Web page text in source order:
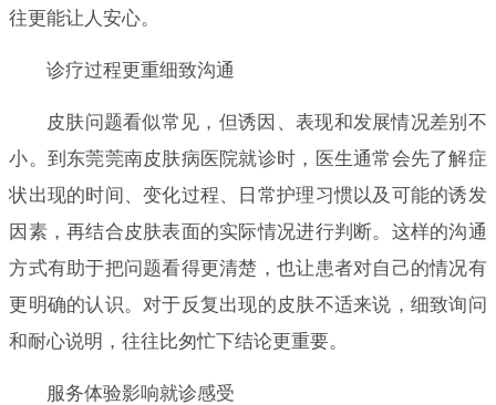
往更能让人安心。
诊疗过程更重细致沟通
皮肤问题看似常见，但诱因、表现和发展情况差别不
小。到东莞莞南皮肤病医院就诊时，医生通常会先了解症
状出现的时间、变化过程、日常护理习惯以及可能的诱发
因素，再结合皮肤表面的实际情况进行判断。这样的沟通
方式有助于把问题看得更清楚，也让患者对自己的情况有
更明确的认识。对于反复出现的皮肤不适来说，细致询问
和耐心说明，往往比匆忙下结论更重要。
服务体验影响就诊感受